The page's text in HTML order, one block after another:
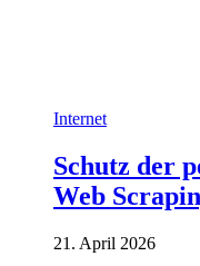
Internet
Schutz der
Web
21. April 2026